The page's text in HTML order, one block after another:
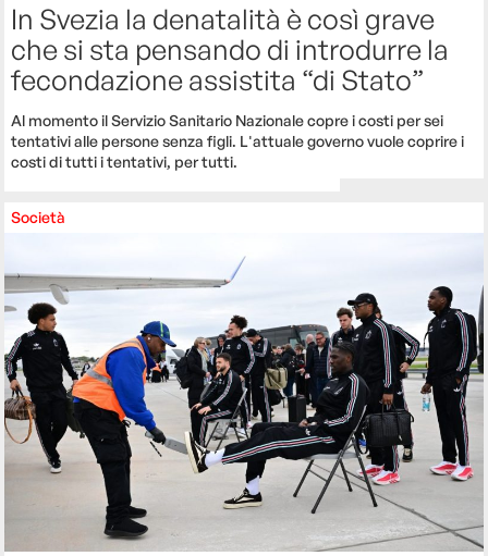
In Svezia la denatalità è così grave
che si sta pensando di introdurre la
fecondazione assistita “di Stato”
Al momento il Servizio Sanitario Nazionale copre i costi per sei
tentativi alle persone senza figli. L'attuale governo vuole coprire i
costi di tutti i tentativi, per tutti.
Società